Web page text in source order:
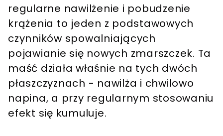
regularne nawilżenie i pobudzenie
krążenia to jeden z podstawowych
czynników spowalniających
pojawianie się nowych zmarszczek. Ta
maść działa właśnie na tych dwóch
płaszczyznach - nawilża i chwilowo
napina, a przy regularnym stosowaniu
efekt się kumuluje.